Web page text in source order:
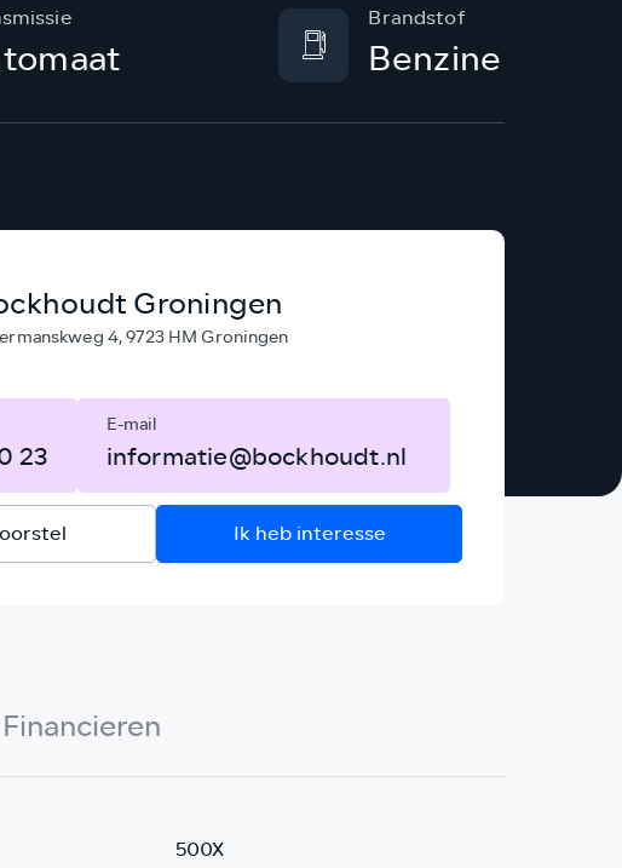
Brandstof
Benzine
Groningen
4, 9723 HM Groningen
23
E-mail
informatie@bockhoudt.nl
Ik heb interesse
500X